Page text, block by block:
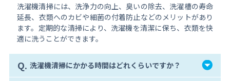
洗濯機清掃には、洗浄力の向上、臭いの除去、洗濯槽の寿命
延長、衣類へのカビや細菌の付着防止などのメリットがあり
ます。定期的な清掃により、洗濯機を清潔に保ち、衣類を快
適に洗うことができます。
Q. 洗濯機清掃にかかる時間はどれくらいですか？